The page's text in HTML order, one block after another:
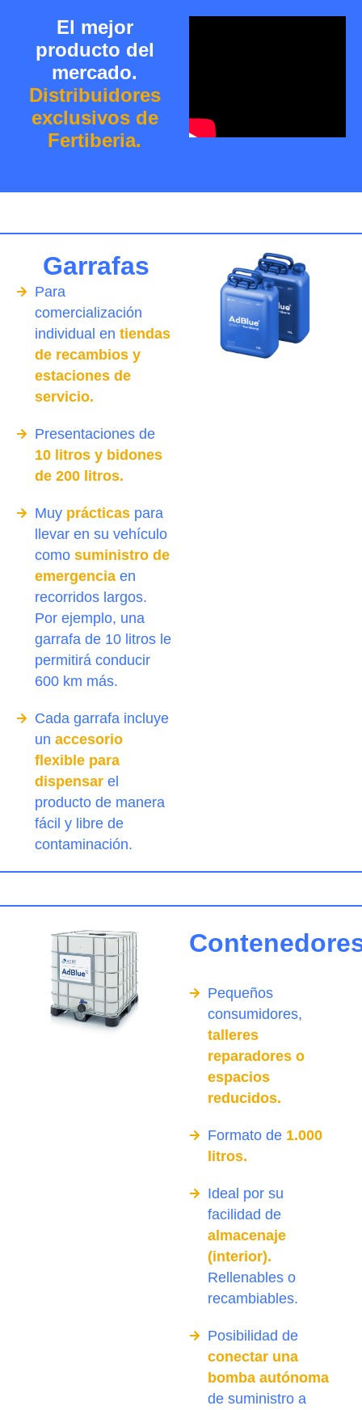
El mejor
producto del
mercado.
Distribuidores
exclusivos de
Fertiberia.
Garrafas
Para
comercialización
individual en tiendas
de recambios y
estaciones de
servicio.
Presentaciones de
10 litros y bidones
de 200 litros.
Muy prácticas para
llevar en su vehículo
como suministro de
emergenciaen
recorridos largos.
Por ejemplo, una
garrafa de 10 litros le
permitirá conducir
600 km más.
Cada garrafa incluye
un accesorio
flexible para
dispensar el
producto de manera
fácil y libre de
contaminación.
Pequeños
consumidores,
talleres
reparadores o
espacios
reducidos.
Formato de 1.000
litros.
Ideal por su
facilidad de
almacenaje
(interior).
Rellenables o
recambiables.
Posibilidad de
conectar una
bomba autónoma
de suministro a